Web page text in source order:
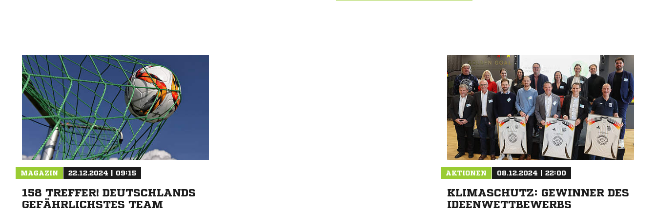
MAGAZIN 22.12.2024 | 09:15
158 TREFFER! DEUTSCHLANDS
GEFÄHRLICHSTES TEAM
AKTIONEN 08.12.2024 | 22:00
KLIMASCHUTZ: GEWINNER DES
IDEENWETTBEWERBS